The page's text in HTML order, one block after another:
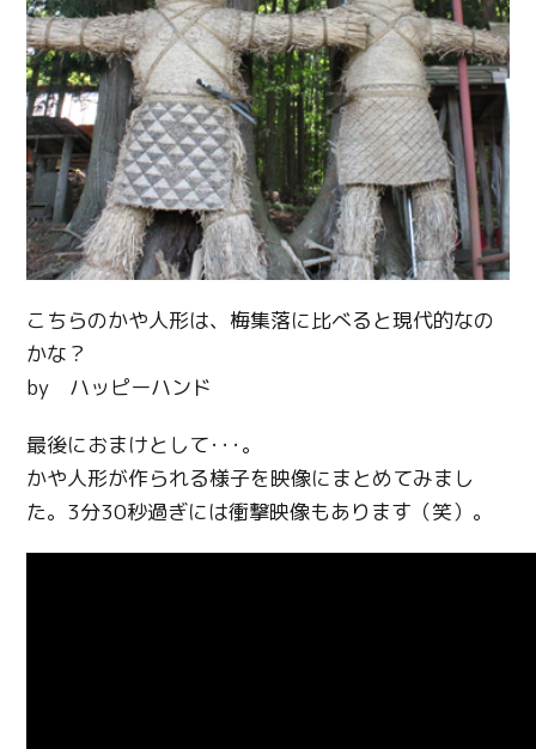
こちらのかや人形は、梅集落に比べると現代的なの
かな？
by ハッピーハンド
最後におまけとして･･･。
かや人形が作られる様子を映像にまとめてみまし
た。3分30秒過ぎには衝撃映像もあります（笑）。